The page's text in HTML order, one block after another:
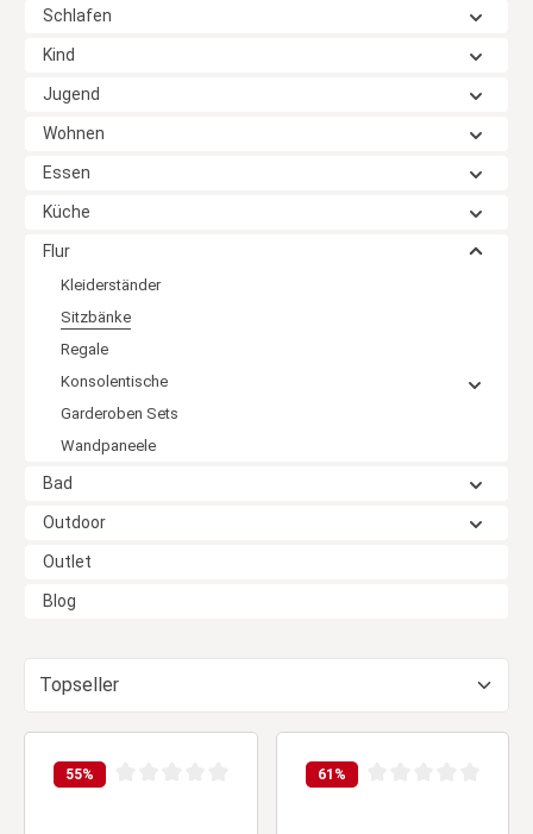
Schlafen
Kind
Jugend
Wohnen
Essen
Küche
Flur
Kleiderständer
Sitzbänke
Regale
Konsolentische
Garderoben Sets
Wandpaneele
Bad
Outdoor
Outlet
Blog
55% 61 %